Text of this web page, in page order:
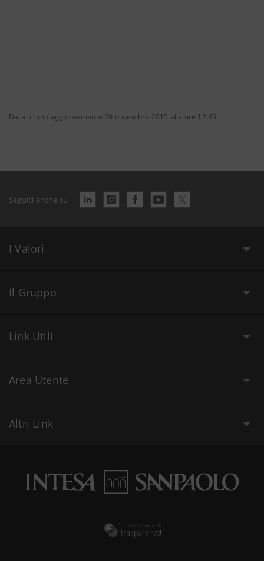
Data ultimo aggiornamento 20 novembre 2015 alle ore 12:45
Seguici anche su
I Valori
Il Gruppo
Link Utili
Area Utente
Altri Link